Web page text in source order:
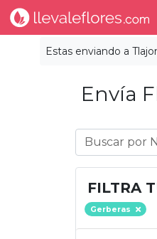
Estas enviando a
Envía
FILTRA
Gerberas